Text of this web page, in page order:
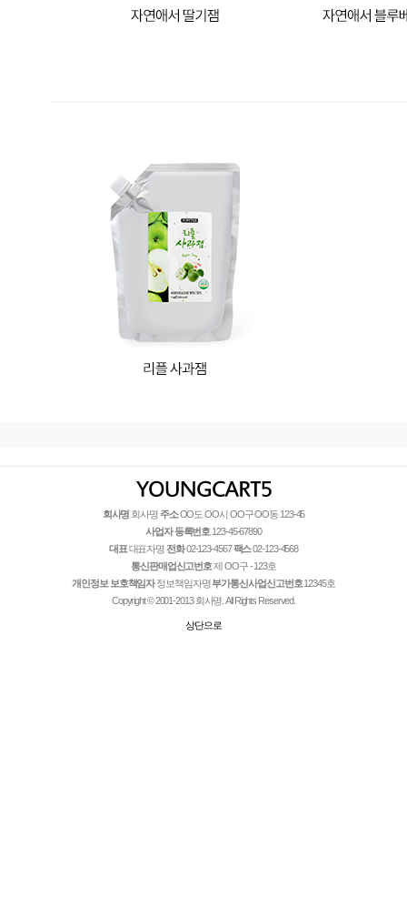
회사명 회사명 주소OO도 OO시 OO구 OO동 123-45
사업자 등록번호 123-45-67890
대표대표자명 전화02-123-4567팩스02-123-4568
통신판매업신고번호제 OO구 - 123호
개인정보 보호책임자정보책임자명부가통신사업신고번호12345호
Copyright © 2001-2013 회사명. All Rights Reserved.
상단으로